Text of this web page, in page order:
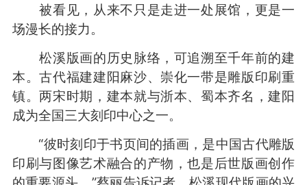
被看见，从来不只是走进一处展馆，更是一
场漫长的接力。
松溪版画的历史脉络，可追溯至千年前的建
本。古代福建建阳麻沙、崇化一带是雕版印刷重
镇。两宋时期，建本就与浙本、蜀本齐名，建阳
成为全国三大刻印中心之一。
“彼时刻印于书页间的插画，是中国古代雕版
印刷与图像艺术融合的产物，也是后世版画创作